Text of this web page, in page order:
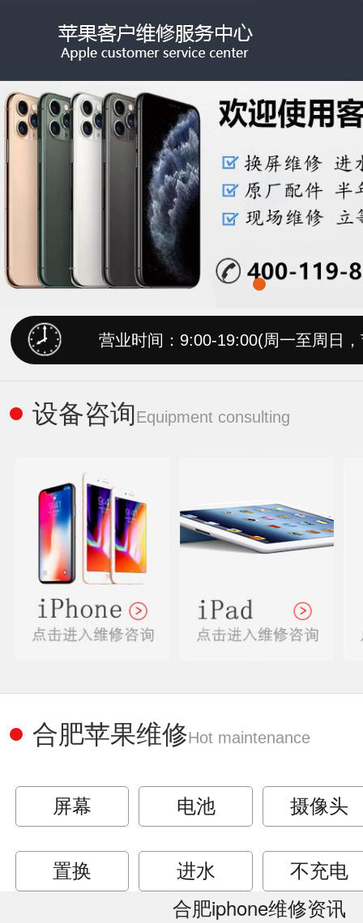
营业时间：9:00-19:00(周一至周日
设备咨询Equipment consulting
合肥苹果维修Hot maintenance
屏幕 电池 摄像头
置换 进水 不充电
合肥iphone维修资讯